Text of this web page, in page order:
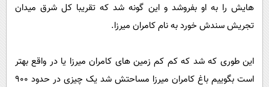
هایش را به او بفروشد و این گونه شد که تقریبا کل شرق میدان
تجریش سندش خورد به نام کامران میرزا.
این طوری که شد که کم کم زمین های کامران میرزا یا در واقع بهتر
است بگوییم باغ کامران میرزا مساحتش شد یک چیزی در حدود 900